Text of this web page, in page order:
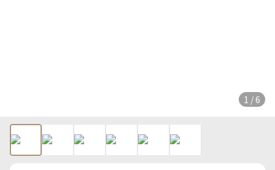
1 / 6